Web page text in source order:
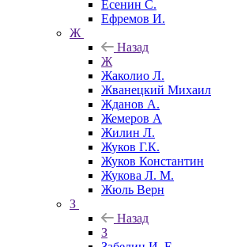
Есенин С.
Ефремов И.
Ж
Назад
Ж
Жаколио Л.
Жванецкий Михаил
Жданов А.
Жемеров А
Жилин Л.
Жуков Г.К.
Жуков Константин
Жукова Л. М.
Жюль Верн
З
Назад
З